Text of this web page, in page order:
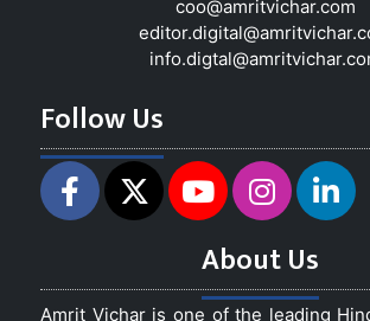
coo@amritvichar.com
Follow Us
About Us
Amrit Vichar is one of the leading